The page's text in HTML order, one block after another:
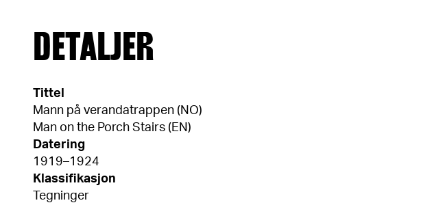
DETALJER
Tittel
Mann på verandatrappen (NO)
Man on the Porch Stairs (EN)
Datering
1919–1924
Klassifikasjon
Tegninger